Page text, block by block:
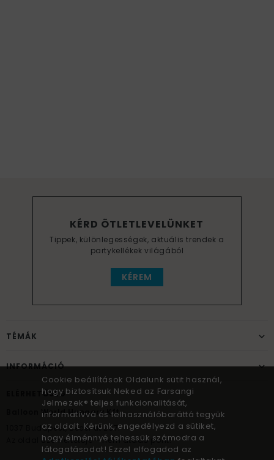
KÉRD ÖTLETLEVELÜNKET
Tippek, különlegességek, aktuális trendek a
partykellékek világából
KÉREM
TÉMÁK
INFORMÁCIÓ
ELÉRHETŐSÉG
Balloon World Hungary Kft.
Budapest, Bécsi út 267.
Az oldal üzemeltetője – nem átadó pont!
Cookie beállítások Oldalunk sütit használ,
hogy biztosítsuk Neked az Farsangi
Jelmezek® teljes funkcionalitását,
informatívvá és felhasználóbaráttá tegyük
az oldalt. Kérünk, engedélyezd a sütiket,
hogy élménnyé tehessük számodra a
látogatásodat! Ezzel elfogadod az